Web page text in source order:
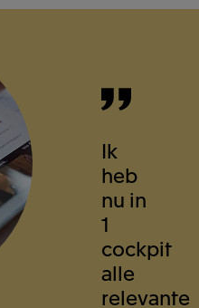
Ik
heb
nu in
1
cockpit
alle
relevante